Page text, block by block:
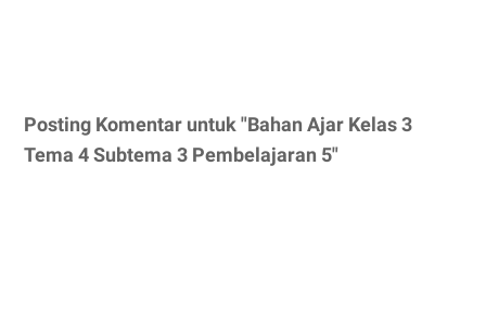
Posting Komentar untuk "Bahan Ajar Kelas 3
Tema 4 Subtema 3 Pembelajaran 5"